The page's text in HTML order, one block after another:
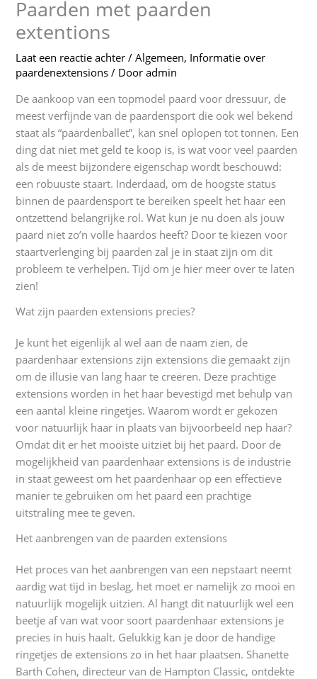
Paarden met paarden
extentions
Laat een reactie achter /Algemeen, Informatie over
paardenextensions / Dooradmin
De aankoop van een topmodel paard voor dressuur, de
meest verfijnde van de paardensport die ook wel bekend
staat als “paardenballet”, kan snel oplopen tot tonnen. Een
ding dat niet met geld te koop is, is wat voor veel paarden
als de meest bijzondere eigenschap wordt beschouwd:
een robuuste staart. Inderdaad, om de hoogste status
binnen de paardensport te bereiken speelt het haar een
ontzettend belangrijke rol. Wat kun je nu doen als jouw
paard niet zo’n volle haardos heeft? Door te kiezen voor
staartverlenging bij paarden zal je in staat zijn om dit
probleem te verhelpen. Tijd om je hier meer over te laten
zien!
Wat zijn paarden extensions precies?
Je kunt het eigenlijk al wel aan de naam zien, de
paardenhaar extensions zijn extensions die gemaakt zijn
om de illusie van lang haar te creëren. Deze prachtige
extensions worden in het haar bevestigd met behulp van
een aantal kleine ringetjes. Waarom wordt er gekozen
voor natuurlijk haar in plaats van bijvoorbeeld nep haar?
Omdat dit er het mooiste uitziet bij het paard. Door de
mogelijkheid van paardenhaar extensions is de industrie
in staat geweest om het paardenhaar op een effectieve
manier te gebruiken om het paard een prachtige
uitstraling mee te geven.
Het aanbrengen van de paarden extensions
Het proces van het aanbrengen van een nepstaart neemt
aardig wat tijd in beslag, het moet er namelijk zo mooi en
natuurlijk mogelijk uitzien. Al hangt dit natuurlijk wel een
beetje af van wat voor soort paardenhaar extensions je
precies in huis haalt. Gelukkig kan je door de handige
ringetjes de extensions zo in het haar plaatsen. Shanette
Barth Cohen, directeur van de Hampton Classic, ontdekte